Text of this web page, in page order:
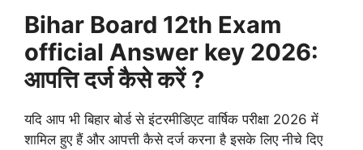
Bihar Board 12th Exam
official Answer key 2026:
आपत्ति दर्ज कैसे करें ?
यदि आप भी बिहार बोर्ड से इंटरमीडिएट वार्षिक परीक्षा 2026 में
शामिल हुए हैं और आपत्ती कैसे दर्ज करना है इसके लिए नीचे दिए